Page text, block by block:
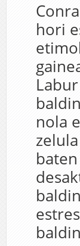
hori
nola